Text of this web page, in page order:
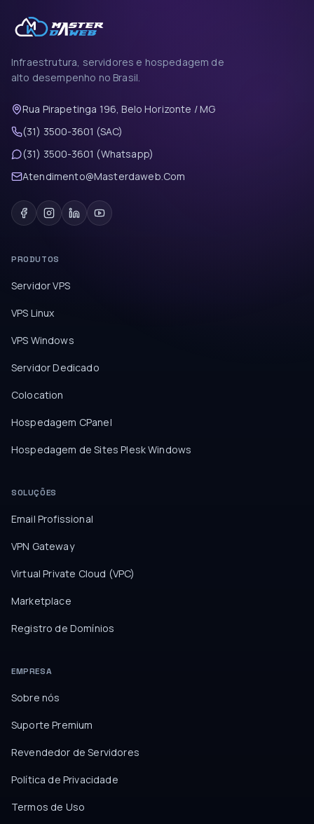
Infraestrutura, servidores e hospedagem de
alto desempenho no Brasil.
Rua Pirapetinga 196, Belo Horizonte / MG
(31) 3500-3601 (SAC)
(31) 3500-3601 (Whatsapp)
Atendimento@Masterdaweb.Com
PRODUTOS
Servidor VPS
VPS Linux
VPS Windows
Servidor Dedicado
Colocation
Hospedagem CPanel
Hospedagem de Sites Plesk Windows
SOLUÇÕES
Email Profissional
VPN Gateway
Virtual Private Cloud (VPC)
Marketplace
Registro de Domínios
EMPRESA
Sobre nós
Suporte Premium
Revendedor de Servidores
Política de Privacidade
Termos de Uso